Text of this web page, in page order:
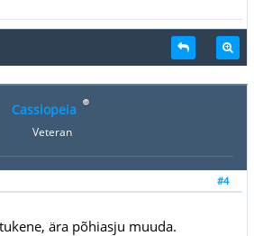
Cassiopeia
Veteran
#4
ära põhiasju muuda.